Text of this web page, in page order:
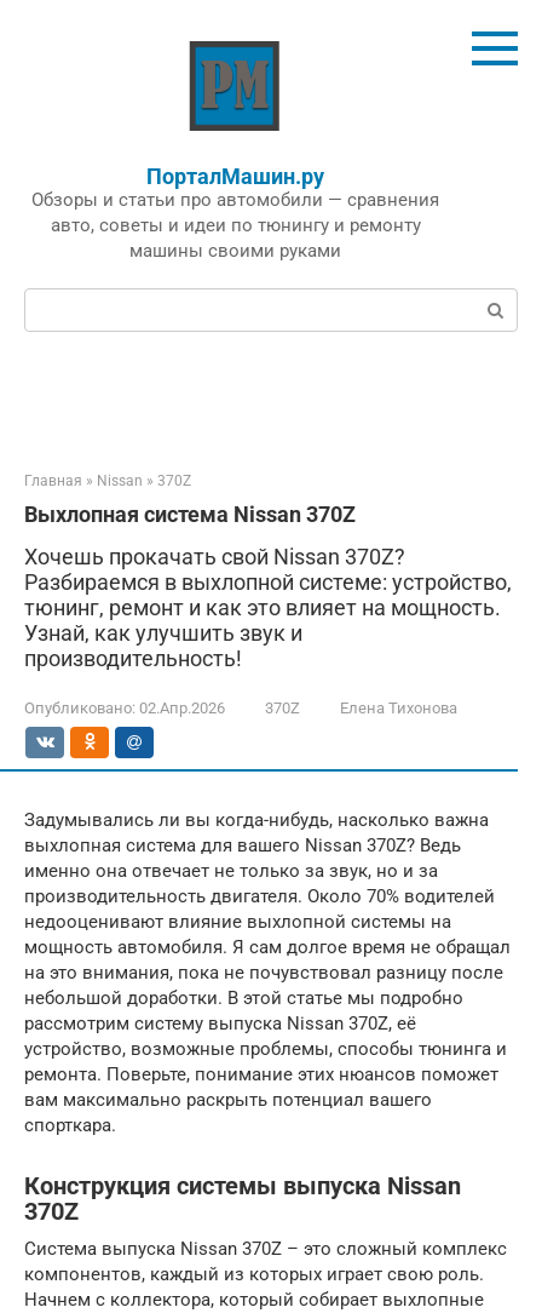
ПорталМашин.ру
Обзоры и статьи про автомобили — сравнения
авто, советы и идеи по тюнингу и ремонту
машины своими руками
Поиск:
Главная » Nissan » 370Z
Выхлопная система Nissan 370Z
Хочешь прокачать свой Nissan 370Z?
Разбираемся в выхлопной системе: устройство,
тюнинг, ремонт и как это влияет на мощность.
Узнай, как улучшить звук и
производительность!
Опубликовано: 02.Апр.2026 370Z Елена Тихонова
Задумывались ли вы когда-нибудь, насколько важна
выхлопная система для вашего Nissan 370Z? Ведь
именно она отвечает не только за звук, но и за
производительность двигателя. Около 70% водителей
недооценивают влияние выхлопной системы на
мощность автомобиля. Я сам долгое время не обращал
на это внимания, пока не почувствовал разницу после
небольшой доработки. В этой статье мы подробно
рассмотрим систему выпуска Nissan 370Z, её
устройство, возможные проблемы, способы тюнинга и
ремонта. Поверьте, понимание этих нюансов поможет
вам максимально раскрыть потенциал вашего
спорткара.
Конструкция системы выпуска Nissan
370Z
Система выпуска Nissan 370Z – это сложный комплекс
компонентов, каждый из которых играет свою роль.
Начнем с коллектора, который собирает выхлопные